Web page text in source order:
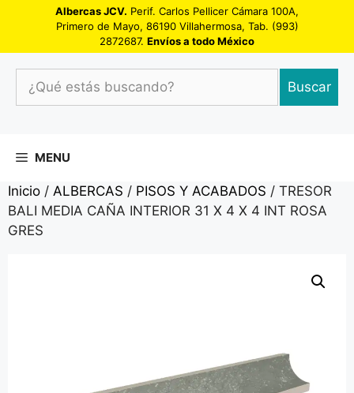
Albercas JCV. Perif. Carlos Pellicer Cámara 100A,
Primero de Mayo, 86190 Villahermosa, Tab. (993)
2872687. Envíos a todo México
¿Qué
estás
Buscar
MENU
Inicio / ALBERCAS / PISOS Y ACABADOS / TRESOR
BALI MEDIA CAÑA INTERIOR 31 X 4 X 4 INT ROSA
GRES